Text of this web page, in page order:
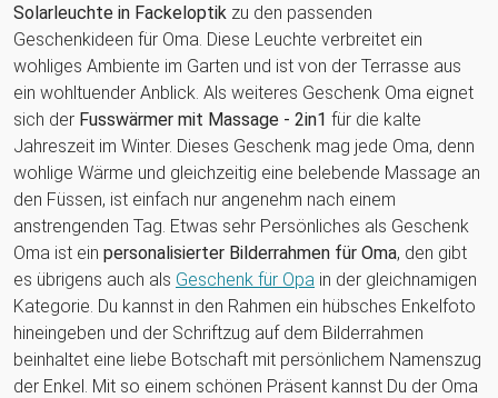
Solarleuchte in Fackeloptik zu den passenden
Geschenkideen für Oma. Diese Leuchte verbreitet ein
wohliges Ambiente im Garten und ist von der Terrasse aus
ein wohltuender Anblick. Als weiteres Geschenk Oma eignet
sich der Fusswärmer mit Massage - 2in1 für die kalte
Jahreszeit im Winter. Dieses Geschenk mag jede Oma, denn
wohlige Wärme und gleichzeitig eine belebende Massage an
den Füssen, ist einfach nur angenehm nach einem
anstrengenden Tag. Etwas sehr Persönliches als Geschenk
Oma ist ein personalisierter Bilderrahmen für Oma, den gibt
es übrigens auch als Geschenk für Opa in der gleichnamigen
Kategorie. Du kannst in den Rahmen ein hübsches Enkelfoto
hineingeben und der Schriftzug auf dem Bilderrahmen
beinhaltet eine liebe Botschaft mit persönlichem Namenszug
der Enkel. Mit so einem schönen Präsent kannst Du der Oma